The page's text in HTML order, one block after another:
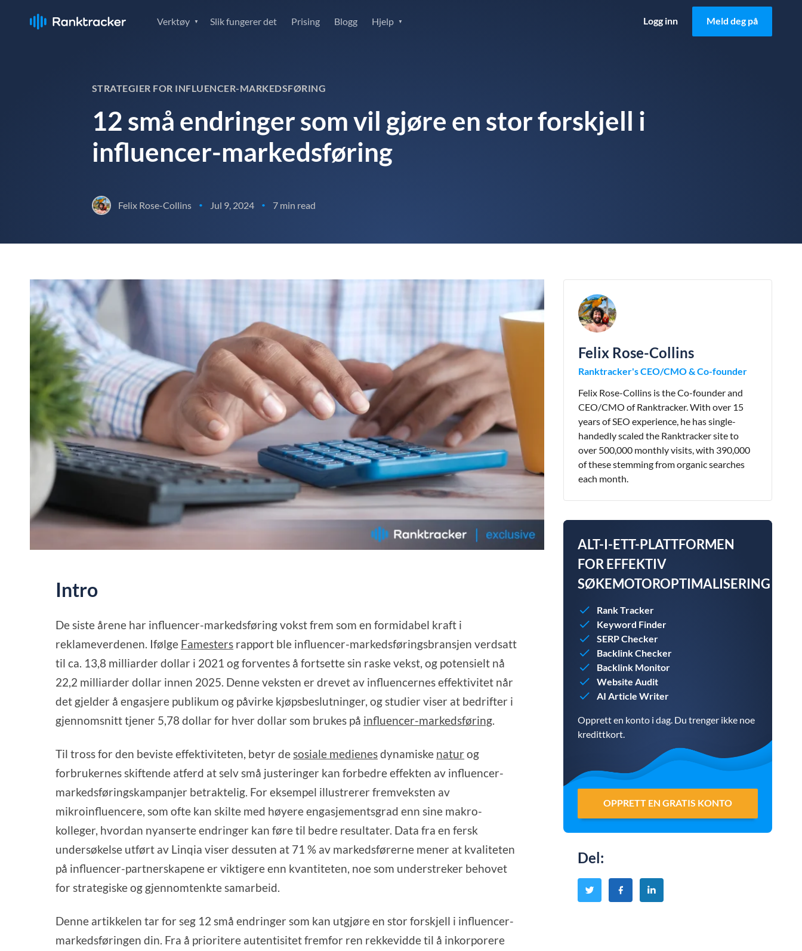
Verktøy Slik fungerer det Prising Blogg Hjelp Logg inn Meld deg på
STRATEGIER FOR INFLUENCER-MARKEDSFØRING
12 små endringer som vil gjøre en stor forskjell i
influencer-markedsføring
Felix Rose-Collins • Jul 9, 2024 • 7 min read
Intro
De siste årene har influencer-markedsføring vokst frem som en formidabel kraft i
reklameverdenen. Ifølge Famesters rapport ble influencer-markedsføringsbransjen verdsatt
til ca. 13,8 milliarder dollar i 2021 og forventes å fortsette sin raske vekst, og potensielt nå
22,2 milliarder dollar innen 2025. Denne veksten er drevet av influencernes effektivitet når
det gjelder å engasjere publikum og påvirke kjøpsbeslutninger, og studier viser at bedrifter i
gjennomsnitt tjener 5,78 dollar for hver dollar som brukes på influencer-markedsføring
Til tross for den beviste effektiviteten, betyr de sosiale medienesdynamiske natur og
forbrukernes skiftende atferd at selv små justeringer kan forbedre effekten av influencer-
markedsføringskampanjer betraktelig. For eksempel illustrerer fremveksten av
mikroinfluencere, som ofte kan skilte med høyere engasjementsgrad enn sine makro-
kolleger, hvordan nyanserte endringer kan føre til bedre resultater. Data fra en fersk
undersøkelse utført av Linqia viser dessuten at 71 % av markedsførerne mener at kvaliteten
på influencer-partnerskapene er viktigere enn kvantiteten, noe som understreker behovet
for strategiske og gjennomtenkte samarbeid.
Denne artikkelen tar for seg 12 små endringer som kan utgjøre en stor forskjell i influencer-
markedsføringen din. Fra å prioritere autentisitet fremfor ren rekkevidde til å inkorporere
Felix Rose-Collins
Ranktracker's CEO/CMO & Co-founder
Felix Rose-Collins is the Co-founder and
CEO/CMO of Ranktracker. With over 15
years of SEO experience, he has single-
handedly scaled the Ranktracker site to
over 500,000 monthly visits, with 390,000
of these stemming from organic searches
each month.
ALT-I-ETT-PLATTFORMEN
FOR EFFEKTIV
SØKEMOTOROPTIMALISERING
Rank Tracker
Keyword Finder
SERP Checker
Backlink Checker
Backlink Monitor
Website Audit
AI Article Writer
Opprett en konto i dag. Du trenger ikke noe
kredittkort.
OPPRETT EN GRATIS KONTO
Del: